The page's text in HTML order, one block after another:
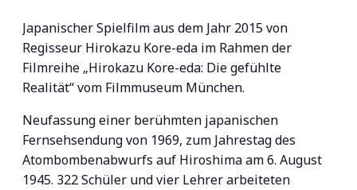
Japanischer Spielfilm aus dem Jahr 2015 von
Regisseur Hirokazu Kore-eda im Rahmen der
Filmreihe „Hirokazu Kore-eda: Die gefühlte
Realität“ vom Filmmuseum München.
Neufassung einer berühmten japanischen
Fernsehsendung von 1969, zum Jahrestag des
Atombombenabwurfs auf Hiroshima am 6. August
1945. 322 Schüler und vier Lehrer arbeiteten